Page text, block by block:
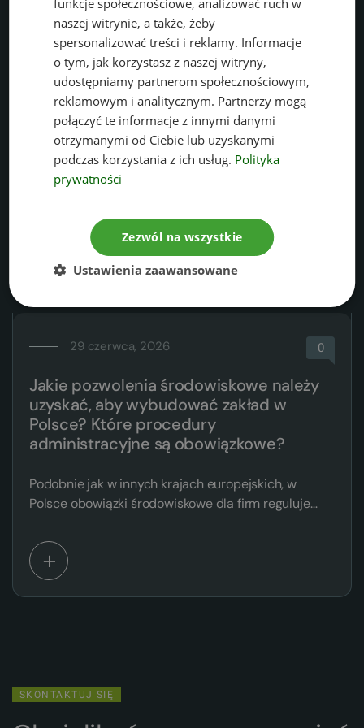
Prowadzimy bieżącą obsługę formalno-prawną zakładów,
zapewniając zgodność z przepisami i normami ochrony
środowiska.
AKTUALNOŚCI
prawnei poszerz swoją
wiedzę.
29 czerwca, 2026 0
Jakie pozwolenia środowiskowe należy
uzyskać, aby wybudować zakład w
Polsce? Które procedury
administracyjne są obowiązkowe?
Podobnie jak w innych krajach europejskich, w
Polsce obowiązki środowiskowe dla firm reguluje
SKONTAKTUJ SIĘ
funkcje społecznościowe, analizować ruch w
naszej witrynie, a także, żeby
spersonalizować treści i reklamy. Informacje
o tym, jak korzystasz z naszej witryny,
udostępniamy partnerom społecznościowym,
reklamowym i analitycznym. Partnerzy mogą
połączyć te informacje z innymi danymi
otrzymanymi od Ciebie lub uzyskanymi
podczas korzystania z ich usług. Polityka
prywatności
Zezwól na wszystkie
Ustawienia zaawansowane